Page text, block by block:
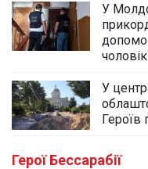
У
У
Героїв
Герої Бессарабії